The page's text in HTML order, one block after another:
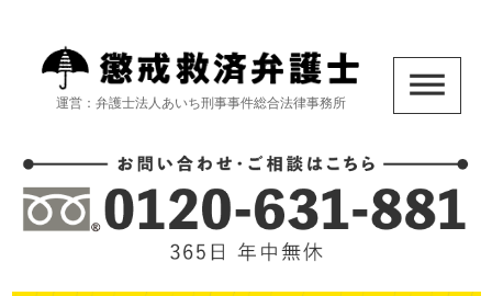
運営：弁護士法人あいち刑事事件総合法律事務所